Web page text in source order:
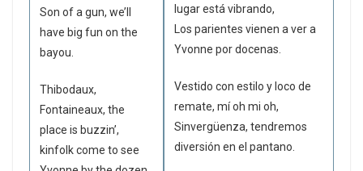
Son of a gun, we’ll
have big fun on the
bayou.
Thibodaux,
Fontaineaux, the
place is buzzin’,
kinfolk come to see
lugar está vibrando,
Los parientes vienen a ver a
Yvonne por docenas.
Vestido con estilo y loco de
remate, mí oh mi oh,
Sinvergüenza, tendremos
diversión en el pantano.